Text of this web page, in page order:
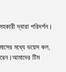
দ্বারা পরিদর্শন।
মধ্যে ভয়েস কল,
টিম